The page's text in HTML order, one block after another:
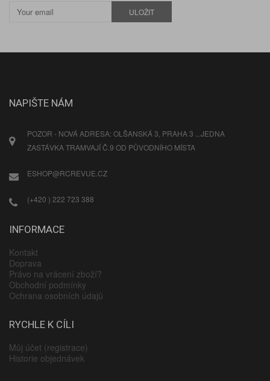
ULOŽIT
NAPIŠTE NÁM
POZOR - NOVÁ ADRESA: OLŠANSKÁ 3, PRAHA 3 ...JEDNA
ZASTÁVKA TRAMVAJÍ Č.9 OD PŮVODNÍHO MÍSTA
ESHOP@RCREVUE.CZ
(+420 ) 222 723 388
INFORMACE
Kontakt
Doprava
Právo na vrácení zboží?
Obchodní podmínky
Ochrana osobních údajů
RYCHLE K CÍLI
Můj účet (registrace)
Historie objednávek